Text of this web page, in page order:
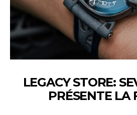
LEGACY STORE:
PRÉSENTE LA